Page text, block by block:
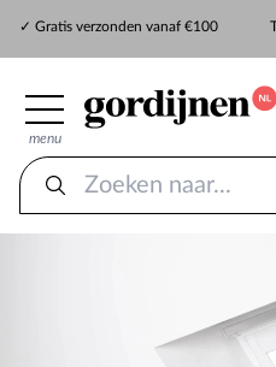
✓ Gratis verzonden vanaf €100
menu